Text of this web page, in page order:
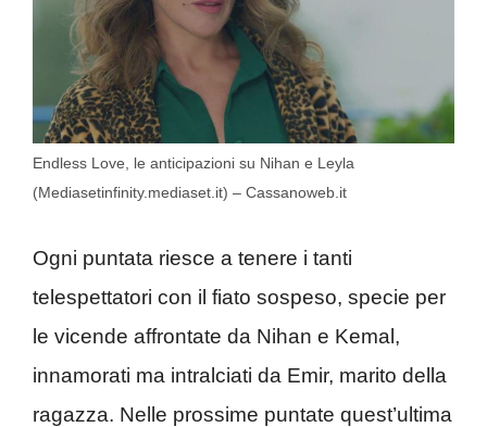
Endless Love, le anticipazioni su Nihan e Leyla
(Mediasetinfinity.mediaset.it) – Cassanoweb.it
Ogni puntata riesce a tenere i tanti
telespettatori con il fiato sospeso, specie per
le vicende affrontate da Nihan e Kemal,
innamorati ma intralciati da Emir, marito della
ragazza. Nelle prossime puntate quest’ultima